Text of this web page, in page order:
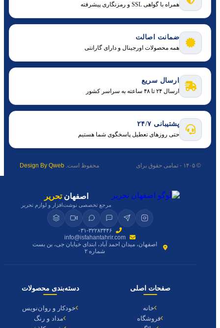
همراه با گواهی SSL و رمزنگاری پیشرفته
ضمانت اصالت
همه محصولات اورجینال و دارای گارانتی
ارسال سریع
ارسال ۲۴ تا ۴۸ ساعته به سراسر کشور
پشتیبانی ۲۴/۷
حتی روزهای تعطیل پاسخگوی شما هستیم
© ۱۴۰۵ - تمامی حقوق برای محفوظ است.Design By Qweb
اصفهانتحریر
مرجع تخصصی نوشت‌افزار و لوازم تحریر
۰۳۱-۳۲۲۸۳۴۴۶
info@isfahantahrir.com
اصفهان، میدان احمد آباد، ابتدای خیابان جی، بن بست
شماره ۲
صفحات اصلی
خانه
فروشگاه
دسته‌بندی محصولات
خودکار و روان‌نویس
مداد و رنگ